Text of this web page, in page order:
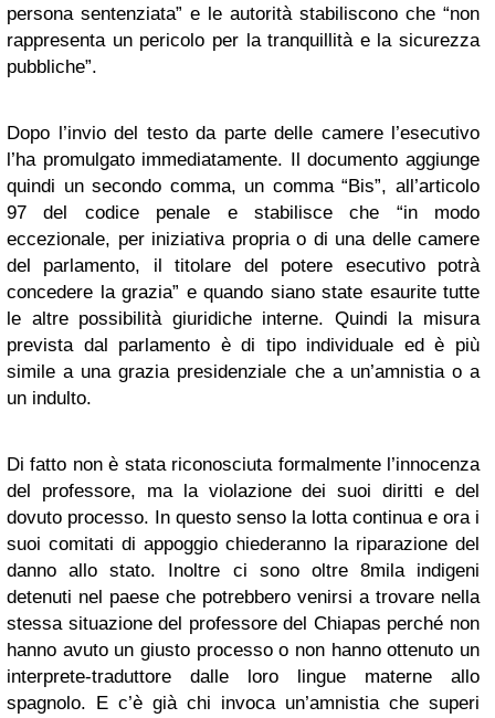
persona sentenziata” e le autorità stabiliscono che “non
rappresenta un pericolo per la tranquillità e la sicurezza
pubbliche”.
Dopo l’invio del testo da parte delle camere l’esecutivo
l’ha promulgato immediatamente. Il documento aggiunge
quindi un secondo comma, un comma “Bis”, all’articolo
97 del codice penale e stabilisce che “in modo
eccezionale, per iniziativa propria o di una delle camere
del parlamento, il titolare del potere esecutivo potrà
concedere la grazia” e quando siano state esaurite tutte
le altre possibilità giuridiche interne. Quindi la misura
prevista dal parlamento è di tipo individuale ed è più
simile a una grazia presidenziale che a un’amnistia o a
un indulto.
Di fatto non è stata riconosciuta formalmente l’innocenza
del professore, ma la violazione dei suoi diritti e del
dovuto processo. In questo senso la lotta continua e ora i
suoi comitati di appoggio chiederanno la riparazione del
danno allo stato. Inoltre ci sono oltre 8mila indigeni
detenuti nel paese che potrebbero venirsi a trovare nella
stessa situazione del professore del Chiapas perché non
hanno avuto un giusto processo o non hanno ottenuto un
interprete-traduttore dalle loro lingue materne allo
spagnolo. E c’è già chi invoca un’amnistia che superi